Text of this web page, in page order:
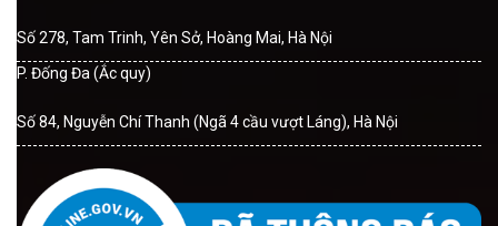
Số 278, Tam Trinh, Yên Sở, Hoàng Mai, Hà Nội
P. Đống Đa (Ắc quy)
Số 84, Nguyễn Chí Thanh (Ngã 4 cầu vượt Láng), Hà Nội